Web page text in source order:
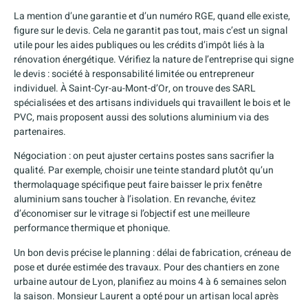
La mention d’une garantie et d’un numéro RGE, quand elle existe,
figure sur le devis. Cela ne garantit pas tout, mais c’est un signal
utile pour les aides publiques ou les crédits d’impôt liés à la
rénovation énergétique. Vérifiez la nature de l’entreprise qui signe
le devis : société à responsabilité limitée ou entrepreneur
individuel. À Saint-Cyr-au-Mont-d’Or, on trouve des SARL
spécialisées et des artisans individuels qui travaillent le bois et le
PVC, mais proposent aussi des solutions aluminium via des
partenaires.
Négociation : on peut ajuster certains postes sans sacrifier la
qualité. Par exemple, choisir une teinte standard plutôt qu’un
thermolaquage spécifique peut faire baisser le prix fenêtre
aluminium sans toucher à l’isolation. En revanche, évitez
d’économiser sur le vitrage si l’objectif est une meilleure
performance thermique et phonique.
Un bon devis précise le planning : délai de fabrication, créneau de
pose et durée estimée des travaux. Pour des chantiers en zone
urbaine autour de Lyon, planifiez au moins 4 à 6 semaines selon
la saison. Monsieur Laurent a opté pour un artisan local après